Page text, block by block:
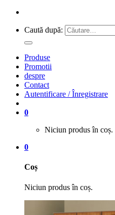
Caută după:
Produse
Promotii
despre
Contact
Autentificare / Înregistrare
0
Niciun produs în coș.
0
Coș
Niciun produs în coș.